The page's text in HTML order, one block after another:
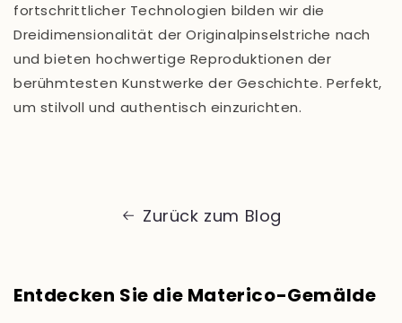
fortschrittlicher Technologien bilden wir die
Dreidimensionalität der Originalpinselstriche nach
und bieten hochwertige Reproduktionen der
berühmtesten Kunstwerke der Geschichte. Perfekt,
um stilvoll und authentisch einzurichten.
Zurück zum Blog
Entdecken Sie die Materico-Gemälde